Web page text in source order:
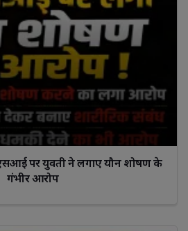
पर युवती ने लगाए यौन शोषण के
गंभीर आरोप